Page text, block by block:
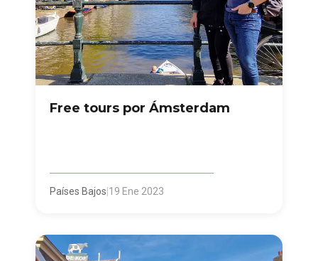
Free tours por Ámsterdam
Países Bajos 19 Ene 2023